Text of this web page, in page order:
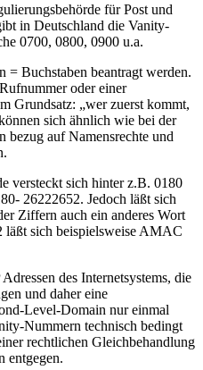
für Post und
in Deutschland die Vanity-
0700, 0800, 0900 u.a.
= Buchstaben beantragt werden.
oder einer
Grundsatz: „wer zuerst kommt,
sich ähnlich wie bei der
auf Namensrechte und
versteckt sich hinter z.B. 0180
26222652. Jedoch läßt sich
Ziffern auch ein anderes Wort
sich beispielsweise AMAC
des Internetsystems, die
und daher eine
Level-Domain nur einmal
Nummern technisch bedingt
rechtlichen Gleichbehandlung
entgegen.